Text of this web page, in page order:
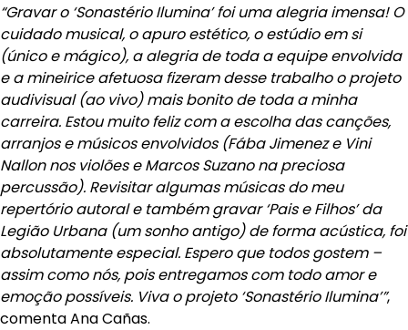
“Gravar o ‘Sonastério Ilumina’ foi uma alegria imensa! O
cuidado musical, o apuro estético, o estúdio em si
(único e mágico), a alegria de toda a equipe envolvida
e a mineirice afetuosa fizeram desse trabalho o projeto
audivisual (ao vivo) mais bonito de toda a minha
carreira. Estou muito feliz com a escolha das canções,
arranjos e músicos envolvidos (Fába Jimenez e Vini
Nallon nos violões e Marcos Suzano na preciosa
percussão). Revisitar algumas músicas do meu
repertório autoral e também gravar ‘Pais e Filhos’ da
Legião Urbana (um sonho antigo) de forma acústica, foi
absolutamente especial. Espero que todos gostem –
assim como nós, pois entregamos com todo amor e
emoção possíveis. Viva o projeto ‘Sonastério Ilumina’”,
comenta Ana Cañas.